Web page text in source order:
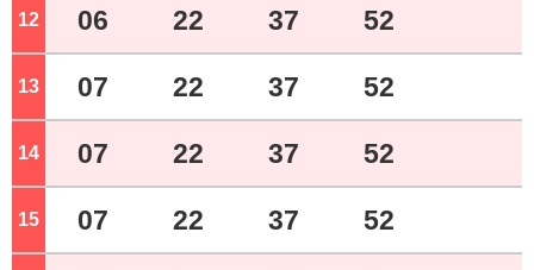
12 06 22 37 52
13 07 22 37 52
14 07 22 37 52
15 07 22 37 52